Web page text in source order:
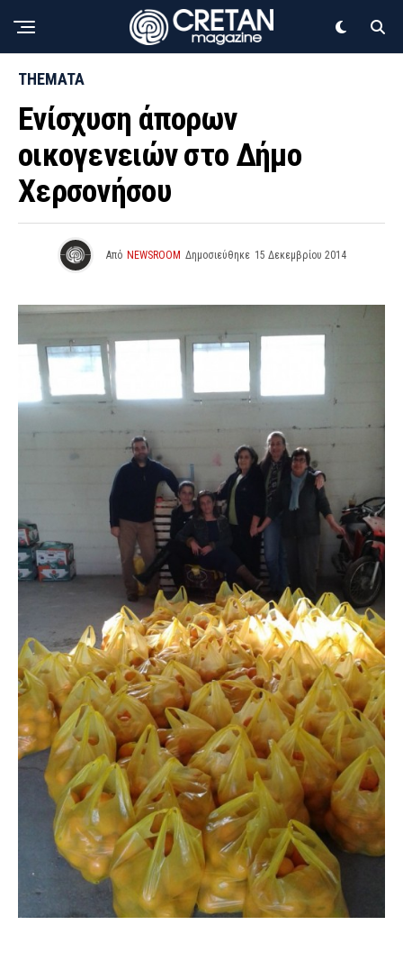
THEMATA
Ενίσχυση άπορων
οικογενειών στο Δήμο
Χερσονήσου
Από NEWSROOM Δημοσιεύθηκε 15 Δεκεμβρίου 2014